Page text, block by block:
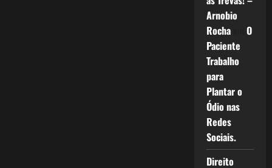
Arnobio
Rochaem O
Paciente
Trabalho
para
Plantar o
Ódio nas
Redes
Sociais.
Direito